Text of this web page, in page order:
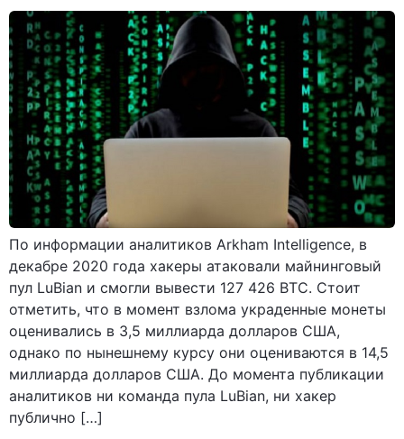
По информации аналитиков Arkham Intelligence, в
декабре 2020 года хакеры атаковали майнинговый
пул LuBian и смогли вывести 127 426 BTC. Стоит
отметить, что в момент взлома украденные монеты
оценивались в 3,5 миллиарда долларов США,
однако по нынешнему курсу они оцениваются в 14,5
миллиарда долларов США. До момента публикации
аналитиков ни команда пула LuBian, ни хакер
публично […]